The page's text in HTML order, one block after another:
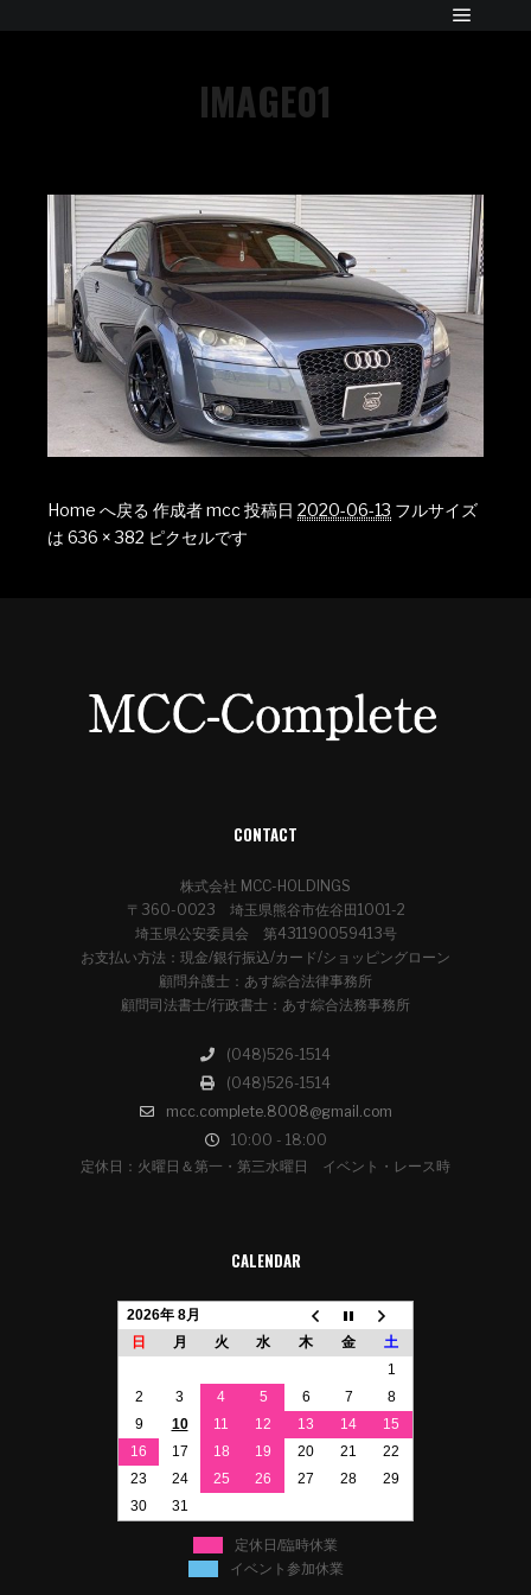
IMAGE01
Home へ戻る 作成者mcc投稿日 2020-06-13 フルサイズ
は 636 × 382 ピクセルです
CONTACT
株式会社 MCC-HOLDINGS
〒360-0023 埼玉県熊谷市佐谷田1001-2
埼玉県公安委員会 第431190059413号
お支払い方法：現金/銀行振込/カード/ショッピングローン
顧問弁護士：あす綜合法律事務所
顧問司法書士/行政書士：あす綜合法務事務所
(048)526-1514
(048)526-1514
mcc.complete.8008@gmail.com
10:00 - 18:00
定休日：火曜日＆第一・第三水曜日 イベント・レース時
CALENDAR
2026年 8月
日
月 火 水 木 金
土
1
2
3 4 5 6 7
8
9
10 11 12 13 14
15
16
17 18 19 20 21
22
23
24 25 26 27 28
29
30
31
定休日/臨時休業
イベント参加休業